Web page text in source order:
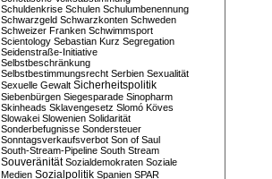
Schuldenkrise Schulen Schulumbenennung
Schwarzgeld Schwarzkonten Schweden
Schweizer Franken Schwimmsport
Scientology Sebastian Kurz Segregation
Seidenstraße-Initiative
Selbstbeschränkung
Selbstbestimmungsrecht Serbien Sexualität
Sexuelle Gewalt Sicherheitspolitik
Siebenbürgen Siegesparade Sinopharm
Skinheads Sklavengesetz Slomó Köves
Slowakei Slowenien Solidarität
Sonderbefugnisse Sondersteuer
Sonntagsverkaufsverbot Son of Saul
South-Stream-Pipeline South Stream
Souveränität Sozialdemokraten Soziale
Medien Sozialpolitik Spanien SPAR